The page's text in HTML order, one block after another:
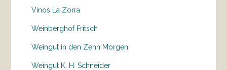
Vinos La Zorra
Weinberghof Fritsch
Weingut in den Zehn Morgen
Weingut K. H. Schneider